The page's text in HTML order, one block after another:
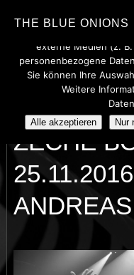
THE BLUE ONIONS
THE
ZECHE
Wir verwenden
dieser Website
externe Medien (z.
personenbezogene
Sie können Ihre
Weitere
Alle akzeptieren Nur